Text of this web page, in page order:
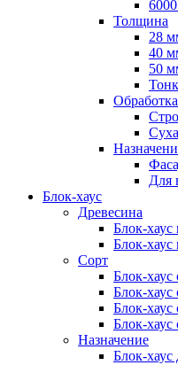
Толщина
28
40
50
Обработка
Для
Блок-хаус
Древесина
Блок-
Блок-хаус
Сорт
Блок-хаус
Блок-хаус
Блок-хаус
Блок-
Назначение
Блок-хаус